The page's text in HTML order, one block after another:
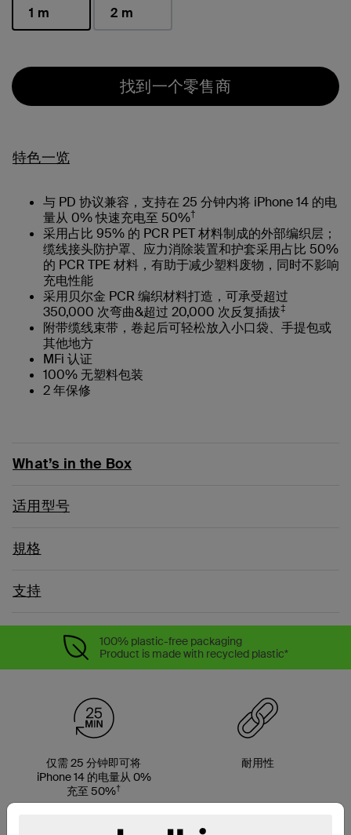
1 m
2 m
找到一个零售商
特色一览
与 PD 协议兼容，支持在 25 分钟内将 iPhone 14 的电
量从 0% 快速充电至 50%†
采用占比 95% 的 PCR PET 材料制成的外部编织层；
缆线接头防护罩、应力消除装置和护套采用占比 50%
的 PCR TPE 材料，有助于减少塑料废物，同时不影响
充电性能
采用贝尔金 PCR 编织材料打造，可承受超过
350,000 次弯曲&超过 20,000 次反复插拔‡
附带缆线束带，卷起后可轻松放入小口袋、手提包或
其他地方
MFi 认证
100% 无塑料包装
2 年保修
What’s in the Box
适用型号
規格
支持
100% plastic-free packaging
Product is made with recycled plastic*
仅需 25 分钟即可将
iPhone 14 的电量从 0%
充至 50%†
耐用性